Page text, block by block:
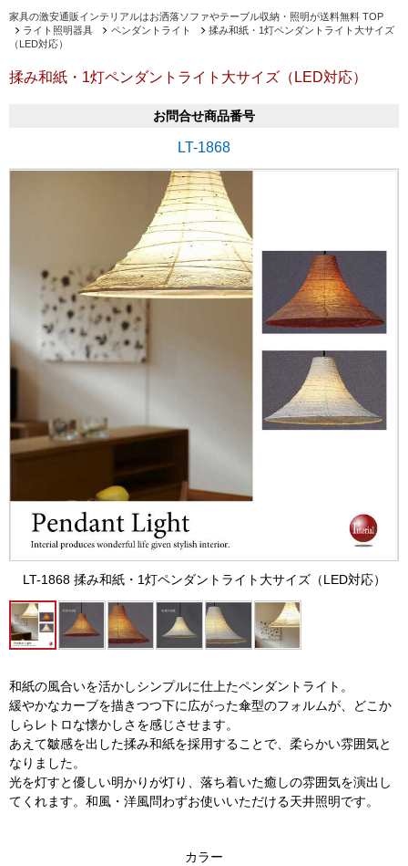
家具の激安通販インテリアルはお洒落ソファやテーブル収納・照明が送料無料 TOP
ライト照明器具
ペンダントライト
揉み和紙・1灯ペンダントライト大サイズ
（LED対応）
揉み和紙・1灯ペンダントライト大サイズ（LED対応）
お問合せ商品番号
LT-1868
LT-1868 揉み和紙・1灯ペンダントライト大サイズ（LED対応）
和紙の風合いを活かしシンプルに仕上たペンダントライト。
緩やかなカーブを描きつつ下に広がった傘型のフォルムが、どこか
しらレトロな懐かしさを感じさせます。
あえて皺感を出した揉み和紙を採用することで、柔らかい雰囲気と
なりました。
光を灯すと優しい明かりが灯り、落ち着いた癒しの雰囲気を演出し
てくれます。和風・洋風問わずお使いいただける天井照明です。
カラー